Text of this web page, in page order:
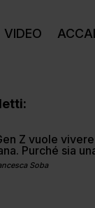
VIDEO
Z vuole
Purché sia
Soba